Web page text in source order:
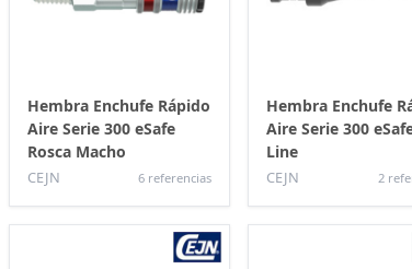
Hembra Enchufe Rápido
Aire Serie 300 eSafe
Rosca Macho
CEJN 6 referencias
Hembra Enchufe
Aire Serie 300
Line
CEJN 2